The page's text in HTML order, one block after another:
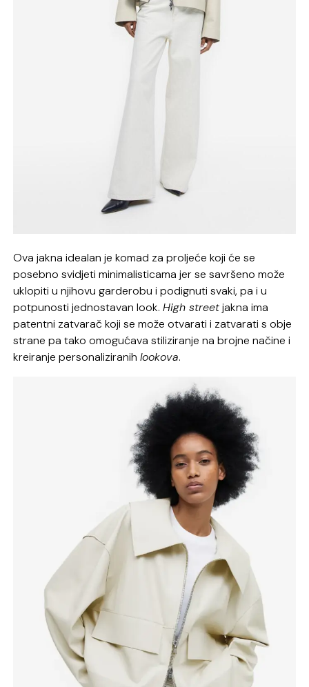
Ova jakna idealan je komad za proljeće koji će se
posebno svidjeti minimalisticama jer se savršeno može
uklopiti u njihovu garderobu i podignuti svaki, pa i u
potpunosti jednostavan look.High streetjakna ima
patentni zatvarač koji se može otvarati i zatvarati s obje
strane pa tako omogućava stiliziranje na brojne načine i
kreiranje personaliziranihlookova.